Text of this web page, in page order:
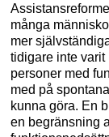
många
mer
tidigare inte varit
personer med
med på
kunna göra. En
en begränsning